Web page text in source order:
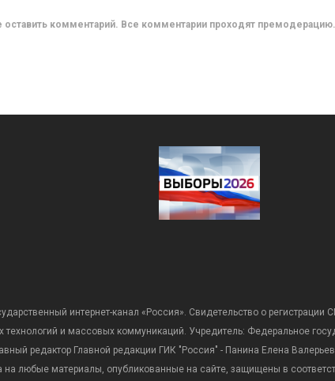
комментарий. Все комментарии проходят премодерацию.
интернет-канал «Россия». Свидетельство о
и массовых коммуникаций. Учредитель: Федеральное
редактор Главной редакции ГИК "Россия" - Панина Елена
любые материалы, опубликованные на сайте, защищены в